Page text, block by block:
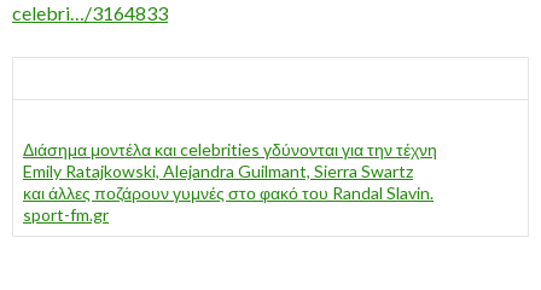
celebri…/3164833
Διάσημα μοντέλα και celebrities γδύνονται για την τέχνη
Emily Ratajkowski, Alejandra Guilmant, Sierra Swartz
και άλλες ποζάρουν γυμνές στο φακό του Randal Slavin.
sport-fm.gr